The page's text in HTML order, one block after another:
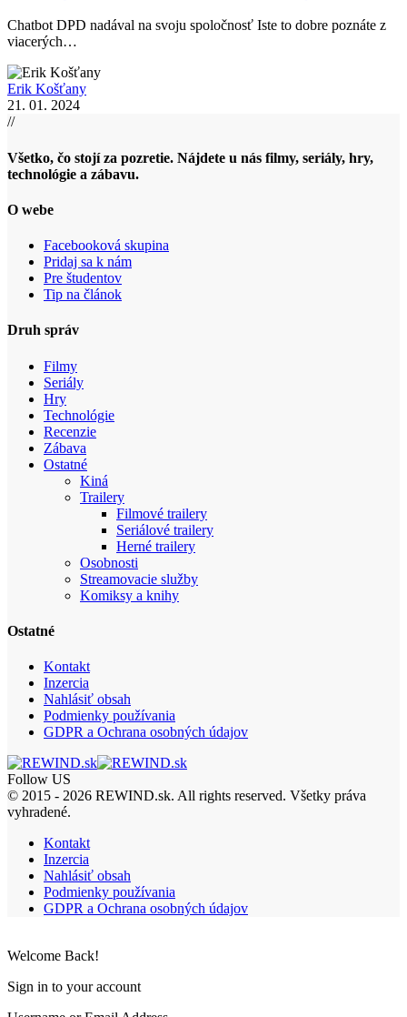
Chatbot DPD nadával na svoju spoločnosť Iste to dobre poznáte z
viacerých…
Erik Košťany
21. 01. 2024
//
Všetko, čo stojí za pozretie. Nájdete u nás filmy, seriály, hry,
technológie a zábavu.
O webe
Facebooková skupina
Pridaj sa k nám
Pre študentov
Tip na článok
Druh správ
Filmy
Seriály
Hry
Technológie
Recenzie
Zábava
Ostatné
Kiná
Trailery
Filmové trailery
Seriálové trailery
Herné trailery
Osobnosti
Streamovacie služby
Komiksy a knihy
Ostatné
Kontakt
Inzercia
Nahlásiť obsah
Podmienky používania
GDPR a Ochrana osobných údajov
Follow US
© 2015 - 2026 REWIND.sk. All rights reserved. Všetky práva
vyhradené.
Kontakt
Inzercia
Nahlásiť obsah
Podmienky používania
GDPR a Ochrana osobných údajov
Welcome Back!
Sign in to your account